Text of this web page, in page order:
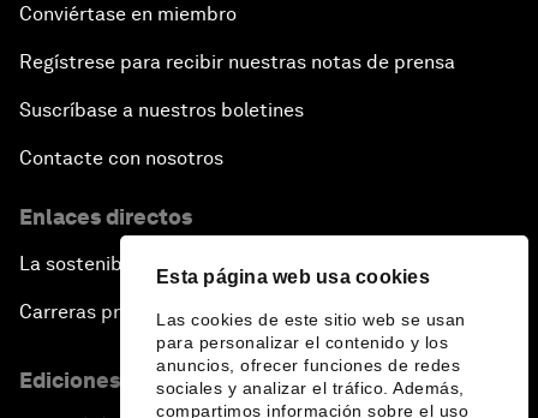
Esta página web usa cookies
Las cookies de este sitio web se usan
para personalizar el contenido y los
anuncios, ofrecer funciones de redes
sociales y analizar el tráfico. Además,
compartimos información sobre el uso
Conviértase en miembro
Regístrese para recibir nuestras notas de prensa
Suscríbase a nuestros boletines
Contacte con nosotros
Enlaces directos
La sostenibilidad en el Foro
Carreras profesionales
Ediciones en otros idiomas